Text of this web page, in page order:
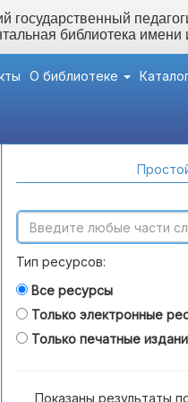
государственный
библиотека
О библиотеке
Тип ресурсов:
Все ресурсы
Только электронные
Только печатные
Показаны результаты